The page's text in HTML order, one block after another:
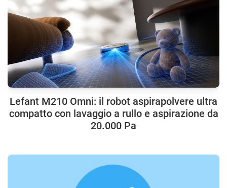
Lefant M210 Omni: il robot aspirapolvere ultra
compatto con lavaggio a rullo e aspirazione da
20.000 Pa